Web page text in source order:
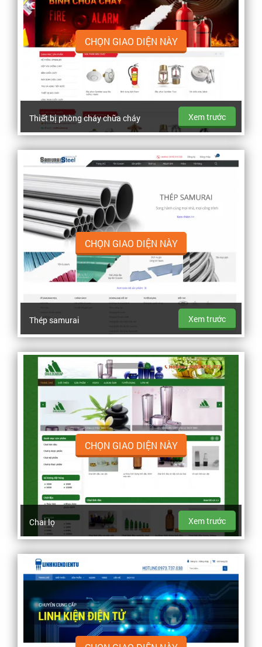
CHỌN GIAO DIỆN NÀY
Thiết bị phòng cháy chữa cháy Xem trước
CHỌN GIAO DIỆN NÀY
Thép samurai Xem trước
CHỌN GIAO DIỆN NÀY
Chai lọ Xem trước